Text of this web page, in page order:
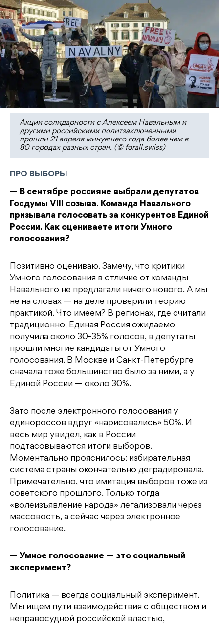
Акции солидарности c Алексеем Навальным и
другими российскими политзаключенными
прошли 21 апреля минувшего года более чем в
80 городах разных стран. (© forall.swiss)
ПРО ВЫБОРЫ
— В сентябре россияне выбрали депутатов
Госдумы VIII созыва. Команда Навального
призывала голосовать за конкурентов Единой
России. Как оцениваете итоги Умного
голосования?
Позитивно оцениваю. Замечу, что критики
Умного голосования в отличие от команды
Навального не предлагали ничего нового. А мы
не на словах — на деле проверили теорию
практикой. Что имеем? В регионах, где считали
традиционно, Единая Россия ожидаемо
получила около 30-35% голосов, в депутаты
прошли многие кандидаты от Умного
голосования. В Москве и Санкт-Петербурге
сначала тоже большинство было за ними, а у
Единой России — около 30%.
Зато после электронного голосования у
единороссов вдруг «нарисовались» 50%. И
весь мир увидел, как в России
подтасовываются итоги выборов.
Моментально прояснилось: избирательная
система страны окончательно деградировала.
Примечательно, что имитация выборов тоже из
советского прошлого. Только тогда
«волеизъявление народа» легализовали через
массовость, а сейчас через электронное
голосование.
— Умное голосование — это социальный
эксперимент?
Политика — всегда социальный эксперимент.
Мы ищем пути взаимодействия с обществом и
неправосудной российской властью,